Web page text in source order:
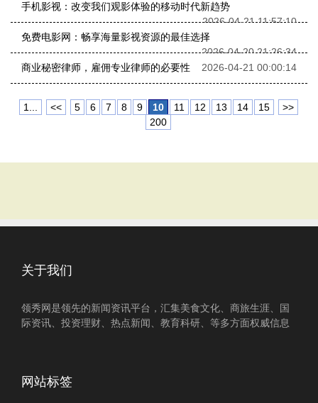
手机影视：改变我们观影体验的移动时代新趋势
2026-04-21 11:57:10
免费电影网：畅享海量影视资源的最佳选择
2026-04-20 21:26:34
商业秘密律师，雇佣专业律师的必要性
2026-04-21 00:00:14
1... << 5 6 7 8 9 10 11 12 13 14 15
>>
200
关于我们
领秀网是领先的新闻资讯平台，汇集美食文化、商旅生涯、国
际资讯、投资理财、热点新闻、教育科研、等多方面权威信息
网站标签